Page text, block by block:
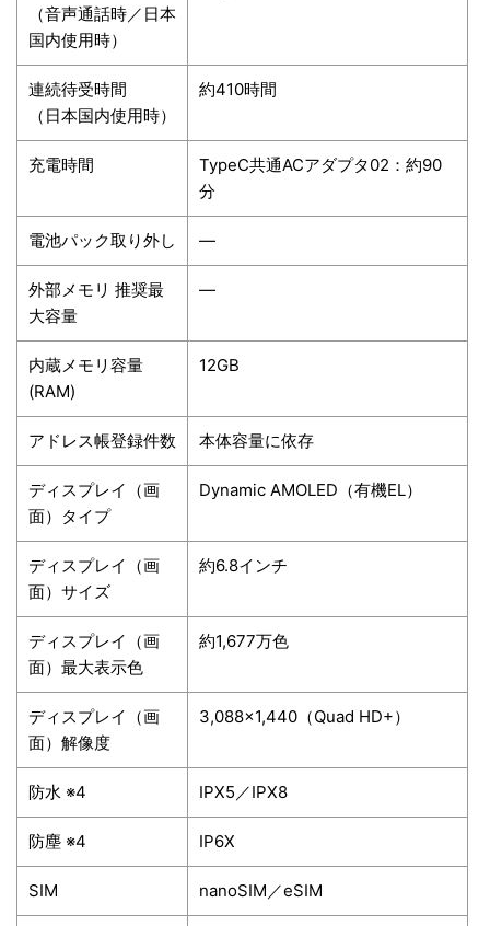
（音声通話時／日本
国内使用時）
連続待受時間
（日本国内使用時）
約410時間
充電時間
TypeC共通ACアダプタ02：約90
分
電池パック取り外し ―
外部メモリ 推奨最
大容量
―
内蔵メモリ容量
(RAM)
12GB
アドレス帳登録件数 本体容量に依存
ディスプレイ（画
面）タイプ
Dynamic AMOLED（有機EL）
ディスプレイ（画
面）サイズ
約6.8インチ
ディスプレイ（画
面）最大表示色
約1,677万色
ディスプレイ（画
面）解像度
3,088×1,440（Quad HD+）
防水 ※4 IPX5／IPX8
防塵 ※4 IP6X
SIM nanoSIM／eSIM